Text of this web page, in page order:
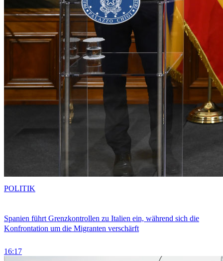
Spanien führt Grenzkontrollen zu Italien ein, während sich die
Konfrontation um die Migranten verschärft
16:17
POLITIK